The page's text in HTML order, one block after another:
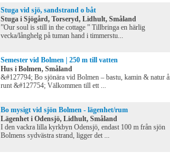
Stuga vid sjö, sandstrand o båt
Stuga i Sjögård, Torseryd, Lidhult, Småland
”Our soul is still in the cottage ” Tillbringa en härlig
vecka/långhelg på tuman hand i timmerstu...
Semester vid Bolmen | 250 m till vatten
Hus i Bolmen, Småland
&#127794; Bo sjönära vid Bolmen – bastu, kamin & natur
runt &#127754; Välkommen till ett ...
Bo mysigt vid sjön Bolmen - lägenhet/rum
Lägenhet i Odensjö, Lidhult, Småland
I den vackra lilla kyrkbyn Odensjö, endast 100 m från sjön
Bolmens sydvästra strand, ligger det ...